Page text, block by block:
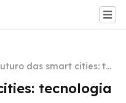
das smart cities: tec
e qualidade de vida
tecnologia